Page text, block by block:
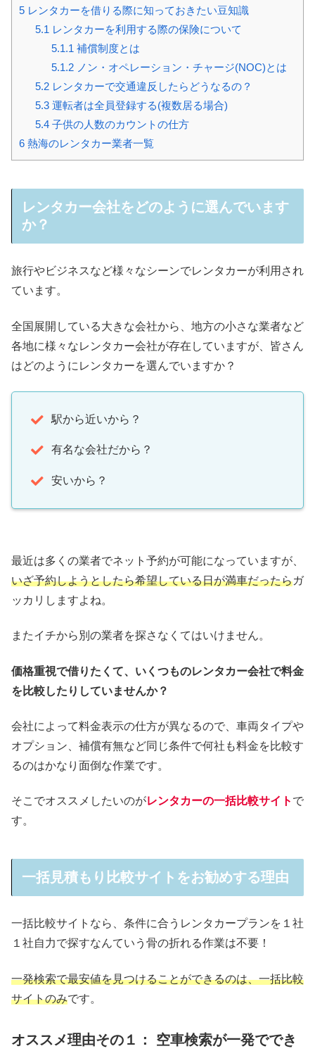
5 レンタカーを借りる際に知っておきたい豆知識
5.1 レンタカーを利用する際の保険について
5.1.1 補償制度とは
5.1.2ノン・オペレーション・チャージ(NOC)とは
5.2レンタカーで交通違反したらどうなるの？
5.3運転者は全員登録する(複数居る場合)
5.4子供の人数のカウントの仕方
6 熱海のレンタカー業者一覧
レンタカー会社をどのように選んでいます
か？
旅行やビジネスなど様々なシーンでレンタカーが利用され
ています。
全国展開している大きな会社から、地方の小さな業者など
各地に様々なレンタカー会社が存在していますが、皆さん
はどのようにレンタカーを選んでいますか？
駅から近いから？
有名な会社だから？
安いから？
最近は多くの業者でネット予約が可能になっていますが、
いざ予約しようとしたら希望している日が満車だったらガ
ッカリしますよね。
またイチから別の業者を探さなくてはいけません。
価格重視で借りたくて、いくつものレンタカー会社で料金
を比較したりしていませんか？
会社によって料金表示の仕方が異なるので、車両タイプや
オプション、補償有無など同じ条件で何社も料金を比較す
るのはかなり面倒な作業です。
そこでオススメしたいのがレンタカーの一括比較サイト で
す。
一括見積もり比較サイトをお勧めする理由
一括比較サイトなら、条件に合うレンタカープランを１社
１社自力で探すなんていう骨の折れる作業は不要！
一発検索で最安値を見つけることができるのは、一括比較
サイトのみです。
オススメ理由その１： 空車検索が一発ででき